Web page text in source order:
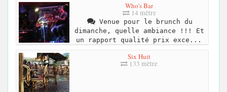
Who's Bar
14 mètre
Venue pour le brunch du
dimanche, quelle ambiance !!! Et
un rapport qualité prix exce...
Six Huit
133 mètre